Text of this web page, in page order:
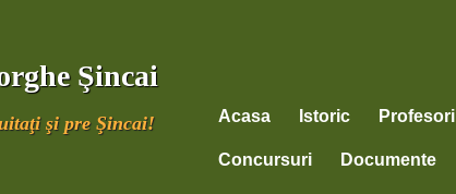
Şincai
şi pre Şincai! Acasa Istoric Profesori
Concursuri Documente